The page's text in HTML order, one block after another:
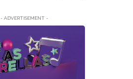
- ADVERTISEMENT -